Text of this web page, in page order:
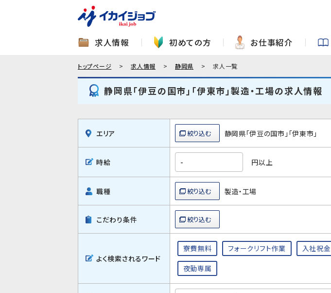
求人情報 初めての方 お仕事紹介
トップページ 求人情報 静岡県 求人一覧
静岡県「伊豆の国市」「伊東市」製造・工場の求人情報
エリア 静岡県「伊豆の国市」「伊東市」
時給 円以上
職種 製造・工場
こだわり条件
よく検索されるワード
寮費無料 フォークリフト作業 入社祝金
夜勤専属